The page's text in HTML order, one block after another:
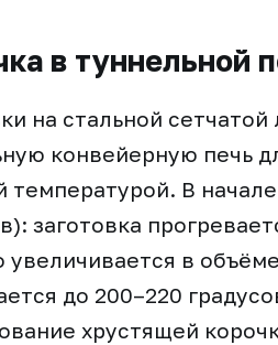
в туннельной
на стальной
конвейерную печь
температурой. В
заготовка
увеличивается в
до 200–220
хрустящей